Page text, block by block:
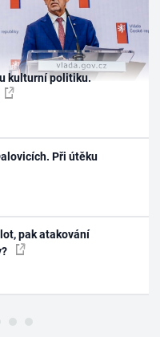
kulturní politiku.
Při útěku
pak atakování